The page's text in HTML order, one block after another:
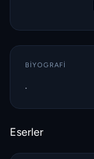
BIYOGRAFI
.
Eserler